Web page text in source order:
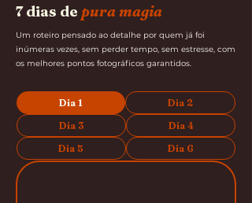
7 dias de pura magia
Um roteiro pensado ao detalhe por quem já foi
inúmeras vezes, sem perder tempo, sem estresse, com
os melhores pontos fotográficos garantidos.
Dia 1
Dia 2
Dia 3
Dia 4
Dia 5
Dia 6